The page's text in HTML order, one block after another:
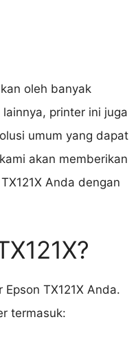
oleh banyak
printer ini juga
umum yang dapat
akan memberikan
TX121X Anda dengan
TX121X Anda.
termasuk: